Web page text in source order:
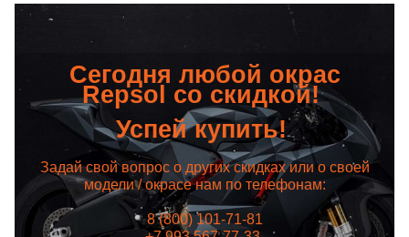
Сегодня любой окрас
Repsol со скидкой!
Успей купить!
Задай свой вопрос о других скидках или о своей
модели / окрасе нам по телефонам:
8 (800) 101-71-81